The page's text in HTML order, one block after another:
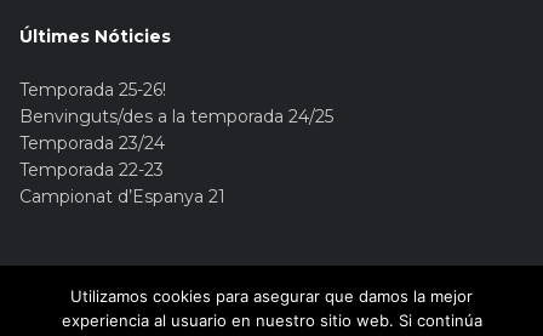
Últimes Nóticies
Temporada 25-26!
Benvinguts/des a la temporada 24/25
Temporada 23/24
Temporada 22-23
Campionat d’Espanya 21
Utilizamos cookies para asegurar que damos la mejor
experiencia al usuario en nuestro sitio web. Si continúa